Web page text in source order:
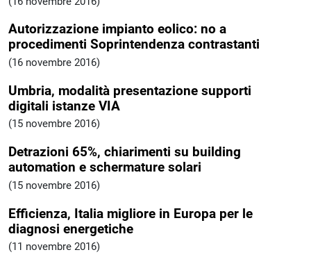
Autorizzazione impianto eolico: no a
procedimenti Soprintendenza contrastanti
(16 novembre 2016)
Umbria, modalità presentazione supporti
digitali istanze VIA
(15 novembre 2016)
Detrazioni 65%, chiarimenti su building
automation e schermature solari
(15 novembre 2016)
Efficienza, Italia migliore in Europa per le
diagnosi energetiche
(11 novembre 2016)